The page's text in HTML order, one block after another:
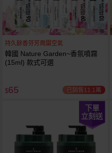
持久餘香芬芳周圍空氣
韓國 Nature Garden~香氛噴霧
(15ml) 款式可選
$65 已銷售11.1萬
下單
立刻送